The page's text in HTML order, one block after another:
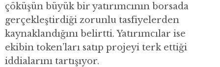
çöküşün büyük bir yatırımcının borsada
gerçekleştirdiği zorunlu tasfiyelerden
kaynaklandığını belirtti. Yatırımcılar ise
ekibin token’ları satıp projeyi terk ettiği
iddialarını tartışıyor.